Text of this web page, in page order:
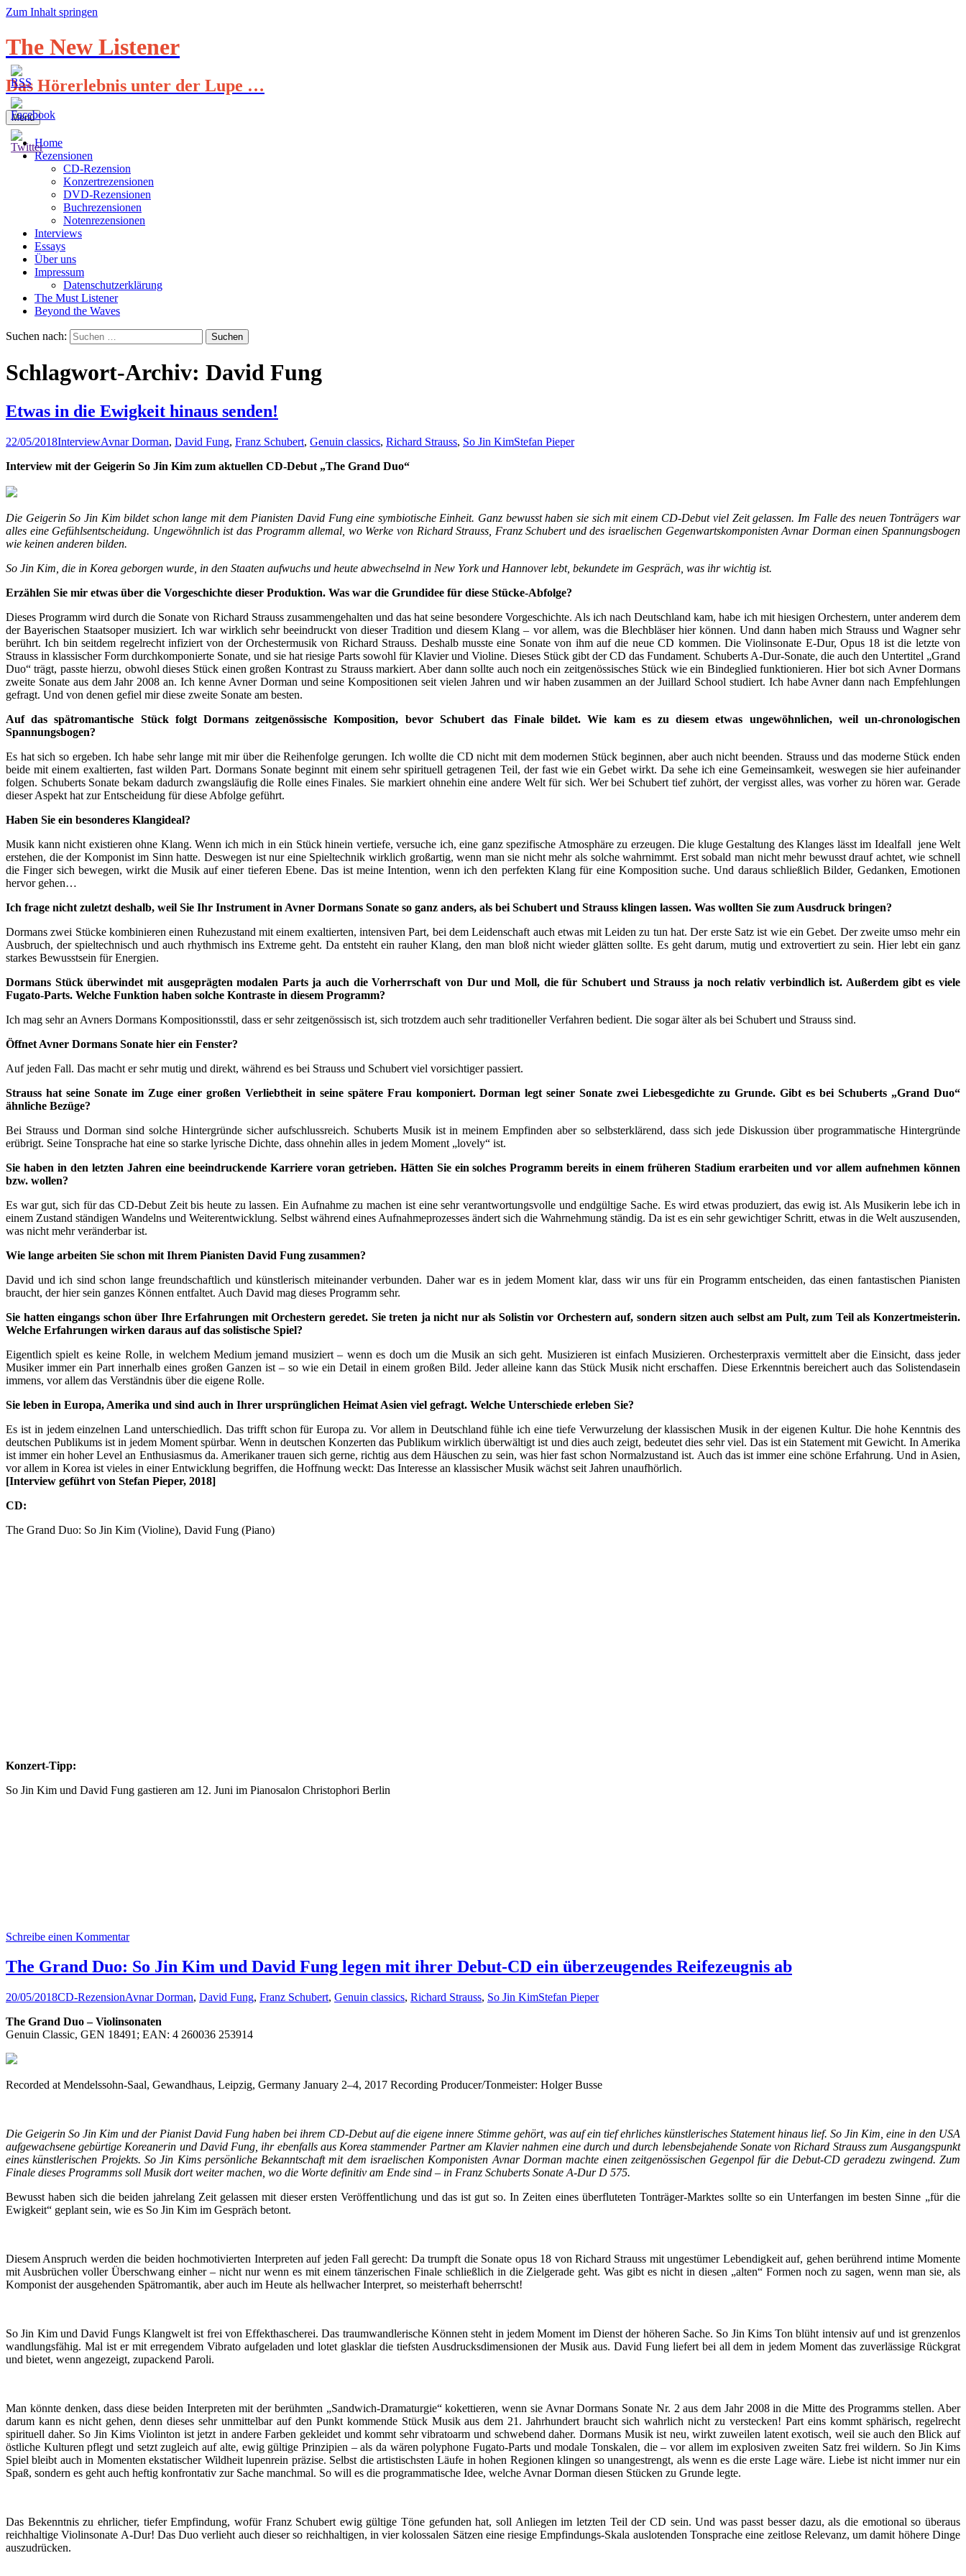
Zum Inhalt springen
The New Listener
Das Hörerlebnis unter der Lupe …
Menü
Home
Rezensionen
CD-Rezension
Konzertrezensionen
DVD-Rezensionen
Buchrezensionen
Notenrezensionen
Interviews
Essays
Über uns
Impressum
Datenschutzerklärung
The Must Listener
Beyond the Waves
Suchen nach:
Schlagwort-Archiv: David Fung
Etwas in die Ewigkeit hinaus senden!
22/05/2018InterviewAvnar Dorman, David Fung, Franz Schubert, Genuin classics, Richard Strauss, So Jin KimStefan Pieper
Interview mit der Geigerin So Jin Kim zum aktuellen CD-Debut „The Grand Duo“
Die Geigerin So Jin Kim bildet schon lange mit dem Pianisten David Fung eine symbiotische Einheit. Ganz bewusst haben sie sich mit einem CD-Debut viel Zeit gelassen. Im Falle des neuen Tonträgers war
alles eine Gefühlsentscheidung. Ungewöhnlich ist das Programm allemal, wo Werke von Richard Strauss, Franz Schubert und des israelischen Gegenwartskomponisten Avnar Dorman einen Spannungsbogen
wie keinen anderen bilden.
So Jin Kim, die in Korea geborgen wurde, in den Staaten aufwuchs und heute abwechselnd in New York und Hannover lebt, bekundete im Gespräch, was ihr wichtig ist.
Erzählen Sie mir etwas über die Vorgeschichte dieser Produktion. Was war die Grundidee für diese Stücke-Abfolge?
Dieses Programm wird durch die Sonate von Richard Strauss zusammengehalten und das hat seine besondere Vorgeschichte. Als ich nach Deutschland kam, habe ich mit hiesigen Orchestern, unter anderem dem
der Bayerischen Staatsoper musiziert. Ich war wirklich sehr beeindruckt von dieser Tradition und diesem Klang – vor allem, was die Blechbläser hier können. Und dann haben mich Strauss und Wagner sehr
berührt. Ich bin seitdem regelrecht infiziert von der Orchestermusik von Richard Strauss. Deshalb musste eine Sonate von ihm auf die neue CD kommen. Die Violinsonate E-Dur, Opus 18 ist die letzte von
Strauss in klassischer Form durchkomponierte Sonate, und sie hat riesige Parts sowohl für Klavier und Violine. Dieses Stück gibt der CD das Fundament. Schuberts A-Dur-Sonate, die auch den Untertitel „Grand
Duo“ trägt, passte hierzu, obwohl dieses Stück einen großen Kontrast zu Strauss markiert. Aber dann sollte auch noch ein zeitgenössisches Stück wie ein Bindeglied funktionieren. Hier bot sich Avner Dormans
zweite Sonate aus dem Jahr 2008 an. Ich kenne Avner Dorman und seine Kompositionen seit vielen Jahren und wir haben zusammen an der Juillard School studiert. Ich habe Avner dann nach Empfehlungen
gefragt. Und von denen gefiel mir diese zweite Sonate am besten.
Auf das spätromantische Stück folgt Dormans zeitgenössische Komposition, bevor Schubert das Finale bildet. Wie kam es zu diesem etwas ungewöhnlichen, weil un-chronologischen
Spannungsbogen?
Es hat sich so ergeben. Ich habe sehr lange mit mir über die Reihenfolge gerungen. Ich wollte die CD nicht mit dem modernen Stück beginnen, aber auch nicht beenden. Strauss und das moderne Stück enden
beide mit einem exaltierten, fast wilden Part. Dormans Sonate beginnt mit einem sehr spirituell getragenen Teil, der fast wie ein Gebet wirkt. Da sehe ich eine Gemeinsamkeit, weswegen sie hier aufeinander
folgen. Schuberts Sonate bekam dadurch zwangsläufig die Rolle eines Finales. Sie markiert ohnehin eine andere Welt für sich. Wer bei Schubert tief zuhört, der vergisst alles, was vorher zu hören war. Gerade
dieser Aspekt hat zur Entscheidung für diese Abfolge geführt.
Haben Sie ein besonderes Klangideal?
Musik kann nicht existieren ohne Klang. Wenn ich mich in ein Stück hinein vertiefe, versuche ich, eine ganz spezifische Atmosphäre zu erzeugen. Die kluge Gestaltung des Klanges lässt im Idealfall jene Welt
erstehen, die der Komponist im Sinn hatte. Deswegen ist nur eine Spieltechnik wirklich großartig, wenn man sie nicht mehr als solche wahrnimmt. Erst sobald man nicht mehr bewusst drauf achtet, wie schnell
die Finger sich bewegen, wirkt die Musik auf einer tieferen Ebene. Das ist meine Intention, wenn ich den perfekten Klang für eine Komposition suche. Und daraus schließlich Bilder, Gedanken, Emotionen
hervor gehen…
Ich frage nicht zuletzt deshalb, weil Sie Ihr Instrument in Avner Dormans Sonate so ganz anders, als bei Schubert und Strauss klingen lassen. Was wollten Sie zum Ausdruck bringen?
Dormans zwei Stücke kombinieren einen Ruhezustand mit einem exaltierten, intensiven Part, bei dem Leidenschaft auch etwas mit Leiden zu tun hat. Der erste Satz ist wie ein Gebet. Der zweite umso mehr ein
Ausbruch, der spieltechnisch und auch rhythmisch ins Extreme geht. Da entsteht ein rauher Klang, den man bloß nicht wieder glätten sollte. Es geht darum, mutig und extrovertiert zu sein. Hier lebt ein ganz
starkes Bewusstsein für Energien.
Dormans Stück überwindet mit ausgeprägten modalen Parts ja auch die Vorherrschaft von Dur und Moll, die für Schubert und Strauss ja noch relativ verbindlich ist. Außerdem gibt es viele
Fugato-Parts. Welche Funktion haben solche Kontraste in diesem Programm?
Ich mag sehr an Avners Dormans Kompositionsstil, dass er sehr zeitgenössisch ist, sich trotzdem auch sehr traditioneller Verfahren bedient. Die sogar älter als bei Schubert und Strauss sind.
Öffnet Avner Dormans Sonate hier ein Fenster?
Auf jeden Fall. Das macht er sehr mutig und direkt, während es bei Strauss und Schubert viel vorsichtiger passiert.
Strauss hat seine Sonate im Zuge einer großen Verliebtheit in seine spätere Frau komponiert. Dorman legt seiner Sonate zwei Liebesgedichte zu Grunde. Gibt es bei Schuberts „Grand Duo“
ähnliche Bezüge?
Bei Strauss und Dorman sind solche Hintergründe sicher aufschlussreich. Schuberts Musik ist in meinem Empfinden aber so selbsterklärend, dass sich jede Diskussion über programmatische Hintergründe
erübrigt. Seine Tonsprache hat eine so starke lyrische Dichte, dass ohnehin alles in jedem Moment „lovely“ ist.
Sie haben in den letzten Jahren eine beeindruckende Karriere voran getrieben. Hätten Sie ein solches Programm bereits in einem früheren Stadium erarbeiten und vor allem aufnehmen können
bzw. wollen?
Es war gut, sich für das CD-Debut Zeit bis heute zu lassen. Ein Aufnahme zu machen ist eine sehr verantwortungsvolle und endgültige Sache. Es wird etwas produziert, das ewig ist. Als Musikerin lebe ich in
einem Zustand ständigen Wandelns und Weiterentwicklung. Selbst während eines Aufnahmeprozesses ändert sich die Wahrnehmung ständig. Da ist es ein sehr gewichtiger Schritt, etwas in die Welt auszusenden,
was nicht mehr veränderbar ist.
Wie lange arbeiten Sie schon mit Ihrem Pianisten David Fung zusammen?
David und ich sind schon lange freundschaftlich und künstlerisch miteinander verbunden. Daher war es in jedem Moment klar, dass wir uns für ein Programm entscheiden, das einen fantastischen Pianisten
braucht, der hier sein ganzes Können entfaltet. Auch David mag dieses Programm sehr.
Sie hatten eingangs schon über Ihre Erfahrungen mit Orchestern geredet. Sie treten ja nicht nur als Solistin vor Orchestern auf, sondern sitzen auch selbst am Pult, zum Teil als Konzertmeisterin.
Welche Erfahrungen wirken daraus auf das solistische Spiel?
Eigentlich spielt es keine Rolle, in welchem Medium jemand musiziert – wenn es doch um die Musik an sich geht. Musizieren ist einfach Musizieren. Orchesterpraxis vermittelt aber die Einsicht, dass jeder
Musiker immer ein Part innerhalb eines großen Ganzen ist – so wie ein Detail in einem großen Bild. Jeder alleine kann das Stück Musik nicht erschaffen. Diese Erkenntnis bereichert auch das Solistendasein
immens, vor allem das Verständnis über die eigene Rolle.
Sie leben in Europa, Amerika und sind auch in Ihrer ursprünglichen Heimat Asien viel gefragt. Welche Unterschiede erleben Sie?
Es ist in jedem einzelnen Land unterschiedlich. Das trifft schon für Europa zu. Vor allem in Deutschland fühle ich eine tiefe Verwurzelung der klassischen Musik in der eigenen Kultur. Die hohe Kenntnis des
deutschen Publikums ist in jedem Moment spürbar. Wenn in deutschen Konzerten das Publikum wirklich überwältigt ist und dies auch zeigt, bedeutet dies sehr viel. Das ist ein Statement mit Gewicht. In Amerika
ist immer ein hoher Level an Enthusiasmus da. Amerikaner trauen sich gerne, richtig aus dem Häuschen zu sein, was hier fast schon Normalzustand ist. Auch das ist immer eine schöne Erfahrung. Und in Asien,
vor allem in Korea ist vieles in einer Entwicklung begriffen, die Hoffnung weckt: Das Interesse an klassischer Musik wächst seit Jahren unaufhörlich.
[Interview geführt von Stefan Pieper, 2018]
CD:
The Grand Duo: So Jin Kim (Violine), David Fung (Piano)
Konzert-Tipp:
So Jin Kim und David Fung gastieren am 12. Juni im Pianosalon Christophori Berlin
Schreibe einen Kommentar
The Grand Duo: So Jin Kim und David Fung legen mit ihrer Debut-CD ein überzeugendes Reifezeugnis ab
20/05/2018CD-RezensionAvnar Dorman, David Fung, Franz Schubert, Genuin classics, Richard Strauss, So Jin KimStefan Pieper
The Grand Duo – Violinsonaten
Genuin Classic, GEN 18491; EAN: 4 260036 253914
Recorded at Mendelssohn-Saal, Gewandhaus, Leipzig, Germany January 2–4, 2017 Recording Producer/Tonmeister: Holger Busse
Die Geigerin So Jin Kim und der Pianist David Fung haben bei ihrem CD-Debut auf die eigene innere Stimme gehört, was auf ein tief ehrliches künstlerisches Statement hinaus lief. So Jin Kim, eine in den USA
aufgewachsene gebürtige Koreanerin und David Fung, ihr ebenfalls aus Korea stammender Partner am Klavier nahmen eine durch und durch lebensbejahende Sonate von Richard Strauss zum Ausgangspunkt
eines künstlerischen Projekts. So Jin Kims persönliche Bekanntschaft mit dem israelischen Komponisten Avnar Dorman machte einen zeitgenössischen Gegenpol für die Debut-CD geradezu zwingend. Zum
Finale dieses Programms soll Musik dort weiter machen, wo die Worte definitiv am Ende sind – in Franz Schuberts Sonate A-Dur D 575.
Bewusst haben sich die beiden jahrelang Zeit gelassen mit dieser ersten Veröffentlichung und das ist gut so. In Zeiten eines überfluteten Tonträger-Marktes sollte so ein Unterfangen im besten Sinne „für die
Ewigkeit“ geplant sein, wie es So Jin Kim im Gespräch betont.
Diesem Anspruch werden die beiden hochmotivierten Interpreten auf jeden Fall gerecht: Da trumpft die Sonate opus 18 von Richard Strauss mit ungestümer Lebendigkeit auf, gehen berührend intime Momente
mit Ausbrüchen voller Überschwang einher – nicht nur wenn es mit einem tänzerischen Finale schließlich in die Zielgerade geht. Was gibt es nicht in diesen „alten“ Formen noch zu sagen, wenn man sie, als
Komponist der ausgehenden Spätromantik, aber auch im Heute als hellwacher Interpret, so meisterhaft beherrscht!
So Jin Kim und David Fungs Klangwelt ist frei von Effekthascherei. Das traumwandlerische Können steht in jedem Moment im Dienst der höheren Sache. So Jin Kims Ton blüht intensiv auf und ist grenzenlos
wandlungsfähig. Mal ist er mit erregendem Vibrato aufgeladen und lotet glasklar die tiefsten Ausdrucksdimensionen der Musik aus. David Fung liefert bei all dem in jedem Moment das zuverlässige Rückgrat
und bietet, wenn angezeigt, zupackend Paroli.
Man könnte denken, dass diese beiden Interpreten mit der berühmten „Sandwich-Dramaturgie“ kokettieren, wenn sie Avnar Dormans Sonate Nr. 2 aus dem Jahr 2008 in die Mitte des Programms stellen. Aber
darum kann es nicht gehen, denn dieses sehr unmittelbar auf den Punkt kommende Stück Musik aus dem 21. Jahrhundert braucht sich wahrlich nicht zu verstecken! Part eins kommt sphärisch, regelrecht
spirituell daher. So Jin Kims Violinton ist jetzt in andere Farben gekleidet und kommt sehr vibratoarm und schwebend daher. Dormans Musik ist neu, wirkt zuweilen latent exotisch, weil sie auch den Blick auf
östliche Kulturen pflegt und setzt zugleich auf alte, ewig gültige Prinzipien – als da wären polyphone Fugato-Parts und modale Tonskalen, die – vor allem im explosiven zweiten Satz frei wildern. So Jin Kims
Spiel bleibt auch in Momenten ekstatischer Wildheit lupenrein präzise. Selbst die artistischsten Läufe in hohen Regionen klingen so unangestrengt, als wenn es die erste Lage wäre. Liebe ist nicht immer nur ein
Spaß, sondern es geht auch heftig konfrontativ zur Sache manchmal. So will es die programmatische Idee, welche Avnar Dorman diesen Stücken zu Grunde legte.
Das Bekenntnis zu ehrlicher, tiefer Empfindung, wofür Franz Schubert ewig gültige Töne gefunden hat, soll Anliegen im letzten Teil der CD sein. Und was passt besser dazu, als die emotional so überaus
reichhaltige Violinsonate A-Dur! Das Duo verlieht auch dieser so reichhaltigen, in vier kolossalen Sätzen eine riesige Empfindungs-Skala auslotenden Tonsprache eine zeitlose Relevanz, um damit höhere Dinge
auszudrücken.